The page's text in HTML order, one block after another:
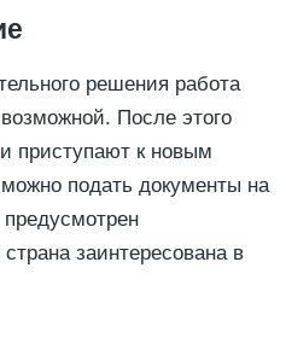
решения работа
После этого
приступают к новым
подать документы на
заинтересована в